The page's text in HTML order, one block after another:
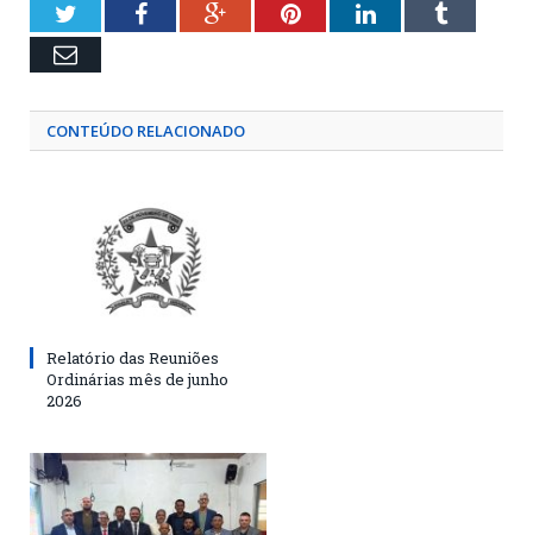
TwitterFacebookGoogle+PinterestLinkedInTumblr
Email
CONTEÚDO RELACIONADO
Relatório das Reuniões
Ordinárias mês de junho
2026